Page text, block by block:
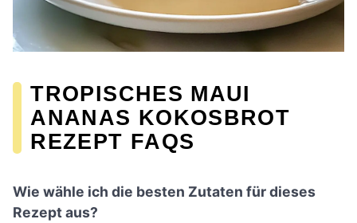
TROPISCHES MAUI
ANANAS KOKOSBROT
REZEPT FAQS
Wie wähle ich die besten Zutaten für dieses
Rezept aus?